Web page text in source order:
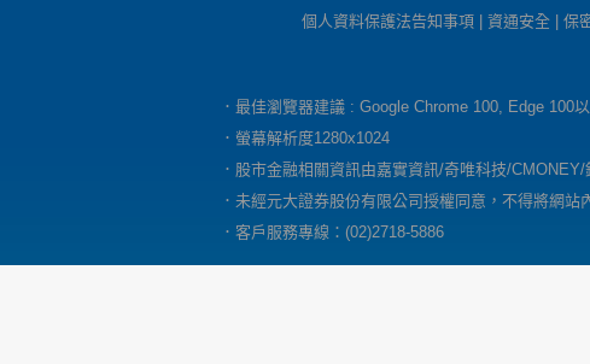
個人資料保護法告知事項 資通安全 保
．最佳瀏覽器建議 : Google Chrome 100, Edge 100
．螢幕解析度1280x1024
．股市金融相關資訊由嘉實資訊/奇唯科技/
．未經元大證券股份有限公司授權同意，不得將網站
．客戶服務專線：(02)2718-5886